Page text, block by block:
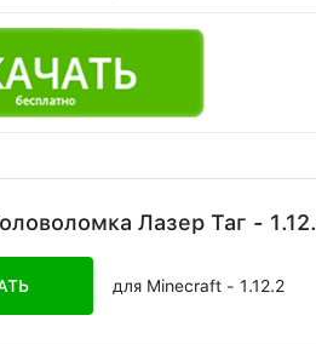
Лазер Таг -
для Minecraft - 1.12.2